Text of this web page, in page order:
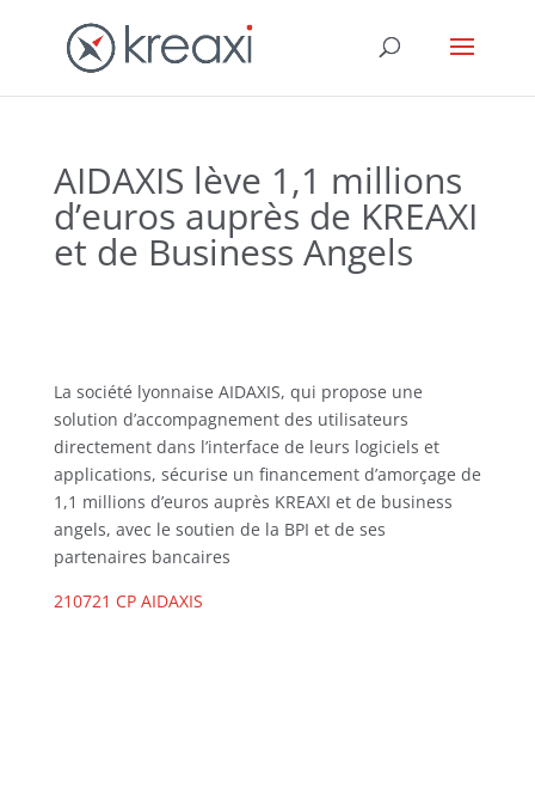
AIDAXIS lève 1,1 millions
d’euros auprès de KREAXI
et de Business Angels
La société lyonnaise AIDAXIS, qui propose une
solution d’accompagnement des utilisateurs
directement dans l’interface de leurs logiciels et
applications, sécurise un financement d’amorçage de
1,1 millions d’euros auprès KREAXI et de business
angels, avec le soutien de la BPI et de ses
partenaires bancaires
210721 CP AIDAXIS